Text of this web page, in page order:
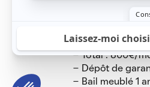
L'appartement
- Loyer : 720€
- Total : 800€/
- Dépôt de
- Bail meublé 1